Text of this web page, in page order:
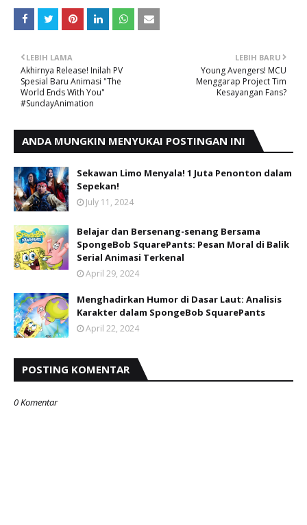
LEBIH BARU
Young Avengers! MCU
Menggarap Project Tim
Kesayangan Fans?
LEBIH LAMA
Akhirnya Release! Inilah PV
Spesial Baru Animasi "The
World Ends With You"
#SundayAnimation
ANDA MUNGKIN MENYUKAI POSTINGAN INI
Sekawan Limo Menyala! 1 Juta Penonton dalam
Sepekan!
July 11, 2024
Belajar dan Bersenang-senang Bersama
SpongeBob SquarePants: Pesan Moral di Balik
Serial Animasi Terkenal
April 29, 2024
Menghadirkan Humor di Dasar Laut: Analisis
Karakter dalam SpongeBob SquarePants
April 22, 2024
POSTING KOMENTAR
0 Komentar